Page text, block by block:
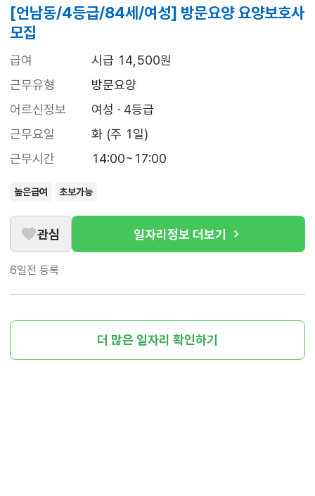
[언남동/4등급/84세/여성] 방문요양 요양보호사
모집
급여
시급 14,500원
근무유형
방문요양
어르신정보
여성 · 4등급
근무요일
화 (주 1일)
근무시간
14:00~17:00
높은급여 초보가능
관심 일자리정보 더보기
6일전 등록
더 많은 일자리 확인하기